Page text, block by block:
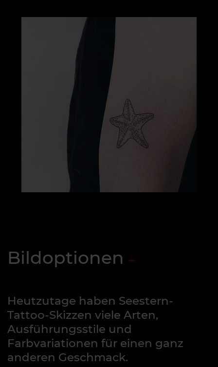
Bildoptionen
Heutzutage haben Seestern-
Tattoo-Skizzen viele Arten,
Ausführungsstile und
Farbvariationen für einen ganz
anderen Geschmack.